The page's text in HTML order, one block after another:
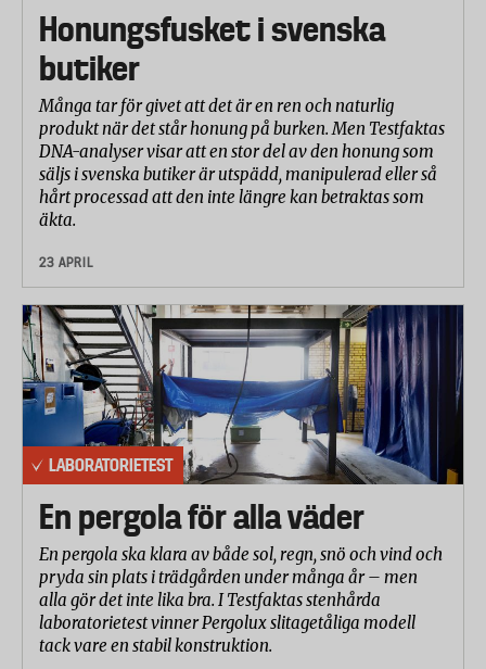
Honungsfusket i svenska
butiker
Många tar för givet att det är en ren och naturlig
produkt när det står honung på burken. Men Testfaktas
DNA-analyser visar att en stor del av den honung som
säljs i svenska butiker är utspädd, manipulerad eller så
hårt processad att den inte längre kan betraktas som
äkta.
23 APRIL
LABORATORIETEST
En pergola för alla väder
En pergola ska klara av både sol, regn, snö och vind och
pryda sin plats i trädgården under många år – men
alla gör det inte lika bra. I Testfaktas stenhårda
laboratorietest vinner Pergolux slitagetåliga modell
tack vare en stabil konstruktion.